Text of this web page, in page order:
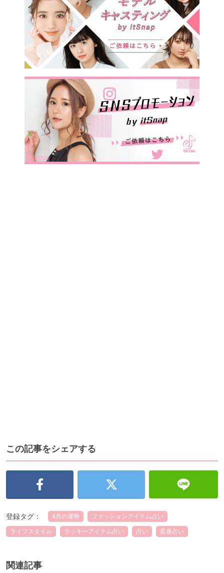
この記事をシェアする
登録タグ： 4月の運勢 ファッションアイテム占い
ライフスタイル ラッキーアイテム占い 占い 星座占い
関連記事